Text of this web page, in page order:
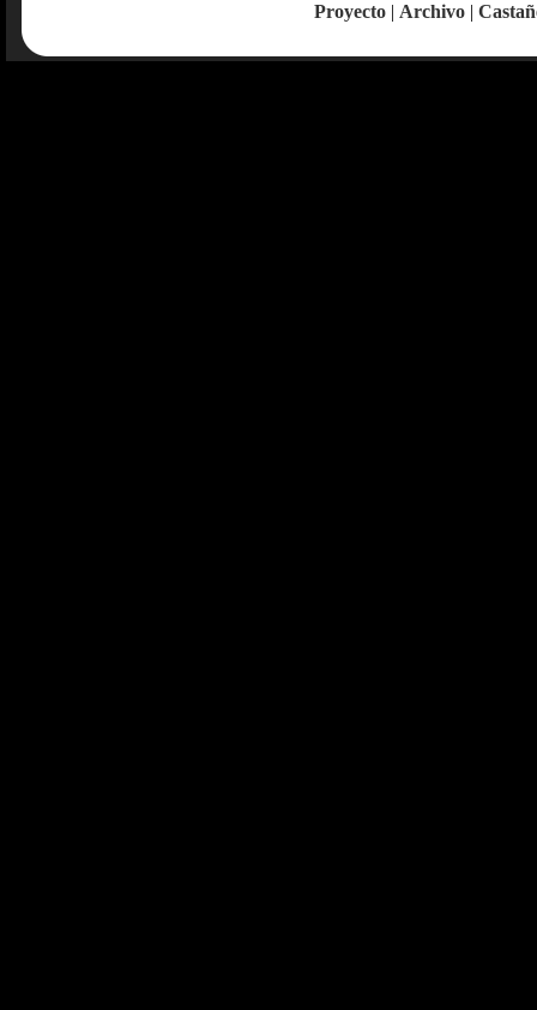
Proyecto | Archivo |